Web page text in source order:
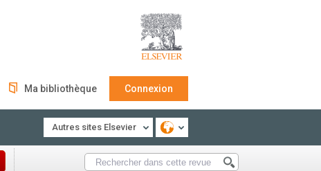
Ma bibliothèque Connexion
Autres sites Elsevier